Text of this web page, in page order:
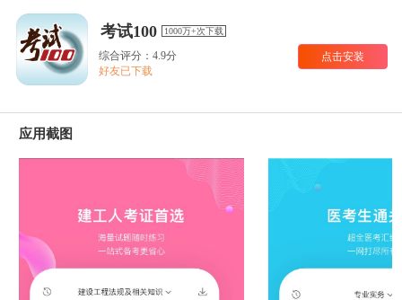
考试100 1000万+次下载
综合评分：4.9分
好友已下载
点击安装
应用截图